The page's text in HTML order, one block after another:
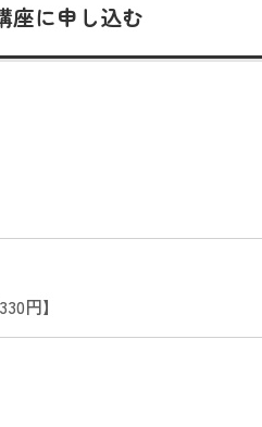
座に申し込む
円】